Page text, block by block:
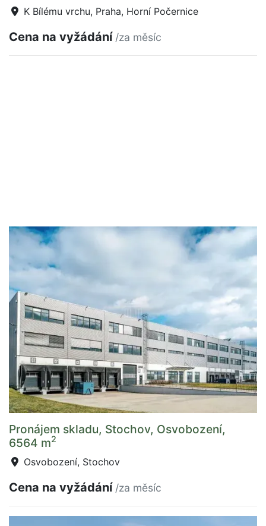
K Bílému vrchu, Praha, Horní Počernice
Cena na vyžádání /za měsíc
Pronájem skladu, Stochov, Osvobození,
6564 m2
Osvobození, Stochov
Cena na vyžádání /za měsíc